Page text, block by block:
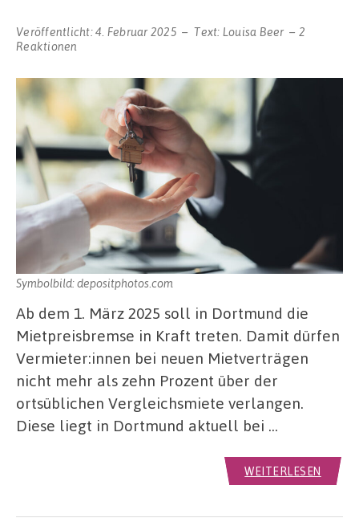
Veröffentlicht:4. Februar 2025 Text: Louisa Beer
2
Reaktionen
Symbolbild: depositphotos.com
Ab dem 1. März 2025 soll in Dortmund die
Mietpreisbremse in Kraft treten. Damit dürfen
Vermieter:innen bei neuen Mietverträgen
nicht mehr als zehn Prozent über der
ortsüblichen Vergleichsmiete verlangen.
Diese liegt in Dortmund aktuell bei …
WEITERLESEN